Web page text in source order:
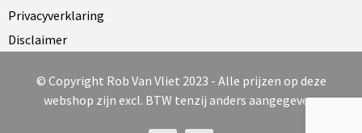
Privacyverklaring
Disclaimer
© Copyright Rob Van Vliet 2023 - Alle prijzen op deze
webshop zijn excl. BTW tenzij anders aangegeven.